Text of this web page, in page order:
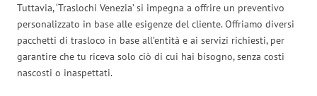
Tuttavia, ‘Traslochi Venezia’ si impegna a offrire un preventivo
personalizzato in base alle esigenze del cliente. Offriamo diversi
pacchetti di trasloco in base all’entità e ai servizi richiesti, per
garantire che tu riceva solo ciò di cui hai bisogno, senza costi
nascosti o inaspettati.